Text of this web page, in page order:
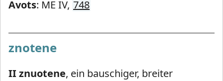
Avots: ME IV, 748
znotene
II znuotene, ein bauschiger, breiter